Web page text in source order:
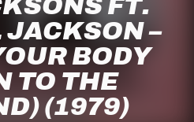
FT.
–
BODY
TO THE
(1979)